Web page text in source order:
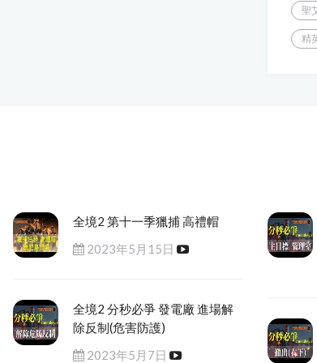
聖
精
全境2 第十一季獵捕 高禮帽
2023年5月15日
全境2 分秒必爭 發電廠 進場解
除反制(危害防護)
2023年5月7日